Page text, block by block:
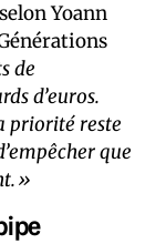
Yoann
de
d’euros.
priorité reste
que